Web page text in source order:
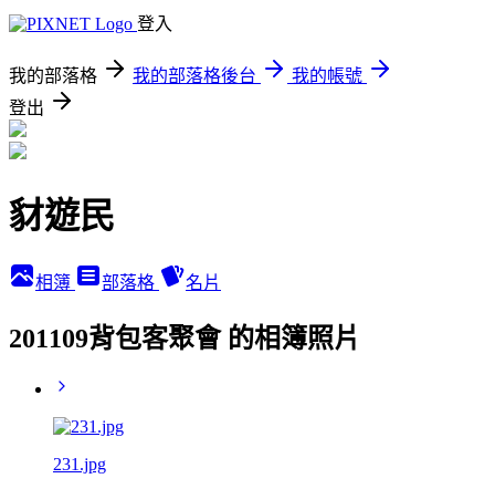
登入
我的部落格 我的部落格後台
我的帳號
登出
豺遊民
相簿 部落格 名片
201109背包客聚會 的相簿照片
231.jpg